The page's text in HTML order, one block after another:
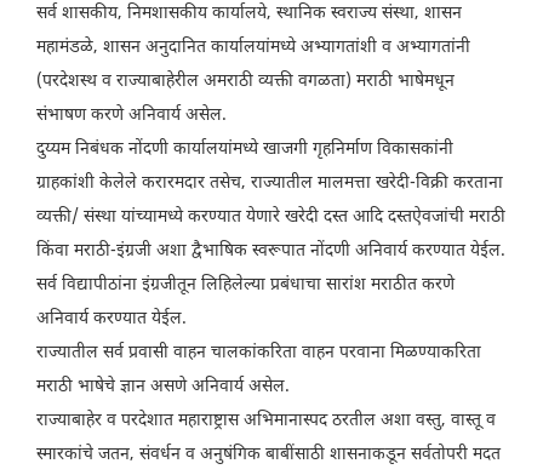
सर्व शासकीय, निमशासकीय कार्यालये, स्थानिक स्वराज्य संस्था, शासन
महामंडळे, शासन अनुदानित कार्यालयांमध्ये अभ्यागतांशी व अभ्यागतांनी
(परदेशस्थ व राज्याबाहेरील अमराठी व्यक्ती वगळता) मराठी भाषेमधून
संभाषण करणे अनिवार्य असेल.
दुय्यम निबंधक नोंदणी कार्यालयांमध्ये खाजगी गृहनिर्माण विकासकांनी
ग्राहकांशी केलेले करारमदार तसेच, राज्यातील मालमत्ता खरेदी-विक्री करताना
व्यक्ती/ संस्था यांच्यामध्ये करण्यात येणारे खरेदी दस्त आदि दस्तऐवजांची मराठी
किंवा मराठी-इंग्रजी अशा द्वैभाषिक स्वरूपात नोंदणी अनिवार्य करण्यात येईल.
सर्व विद्यापीठांना इंग्रजीतून लिहिलेल्या प्रबंधाचा सारांश मराठीत करणे
अनिवार्य करण्यात येईल.
राज्यातील सर्व प्रवासी वाहन चालकांकरिता वाहन परवाना मिळण्याकरिता
मराठी भाषेचे ज्ञान असणे अनिवार्य असेल.
राज्याबाहेर व परदेशात महाराष्ट्रास अभिमानास्पद ठरतील अशा वस्तु, वास्तू व
स्मारकांचे जतन, संवर्धन व अनुषंगिक बाबींसाठी शासनाकडून सर्वतोपरी मदत